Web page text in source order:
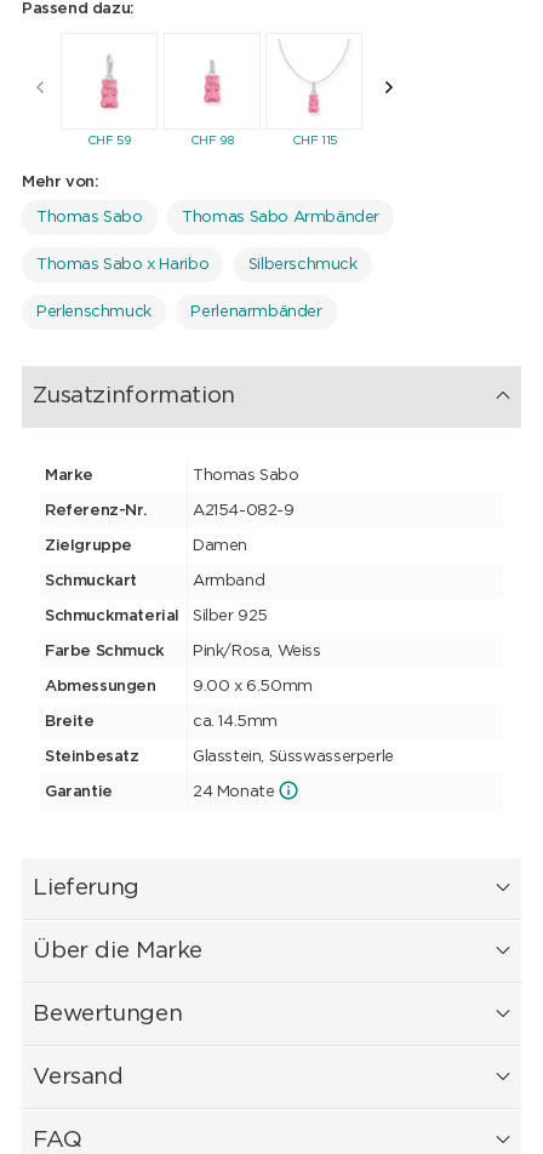
Passend dazu:
CHF59 CHF98 CHF115
Mehr von:
Thomas Sabo Thomas Sabo Armbänder
Thomas Sabo x Haribo Silberschmuck
Perlenschmuck Perlenarmbänder
Zusatzinformation
Marke Thomas Sabo
Referenz-Nr. A2154-082-9
Zielgruppe Damen
Schmuckart Armband
Schmuckmaterial Silber 925
Farbe Schmuck Pink/Rosa, Weiss
Abmessungen 9.00 x 6.50mm
Breite ca. 14.5mm
Steinbesatz Glasstein, Süsswasserperle
Garantie 24 Monate
Lieferung
Über die Marke
Bewertungen
Versand
FAQ